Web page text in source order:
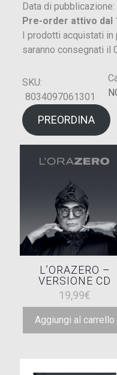
Data di
Pre-order attivo dal
I prodotti acquistati
saranno consegnati il
SKU:
8034097061301
PREORDINA
L’ORAZERO –
VERSIONE CD
19,99€
Aggiungi al carrello